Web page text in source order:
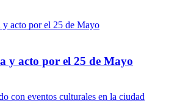
y acto por el 25 de Mayo